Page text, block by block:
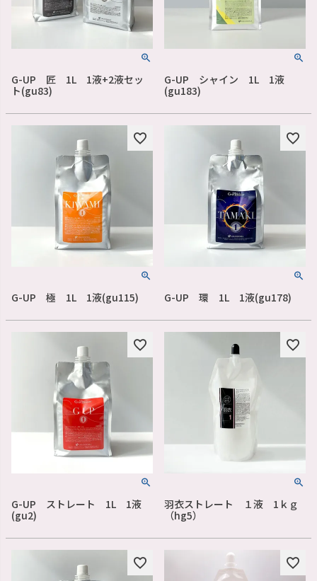
G-UP 匠 1L 1液+2液セッ
ト(gu83)
G-UP シャイン 1L 1液
(gu183)
G-UP 極 1L 1液(gu115) G-UP 環 1L 1液(gu178)
G-UP ストレート 1L 1液
(gu2)
羽衣ストレート １液 1ｋｇ
（hg5）